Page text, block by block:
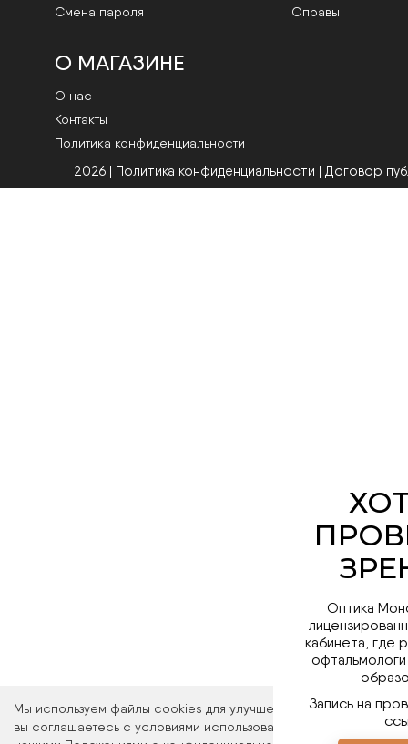
Мы используем файлы cookies для улучшения работы сайта.
вы соглашаетесь с условиями использования файлов cookies.
Смена пароля
Оправы
О МАГАЗИНЕ
О нас
Контакты
Политика конфиденциальности
2026 | Политика конфиденциальности | Договор
Оптика
кабинета,
Запись на